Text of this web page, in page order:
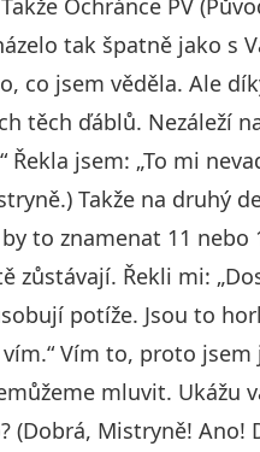
tak špatně jako s
co jsem věděla. Ale
těch ďáblů. Nezáleží
Řekla jsem: „To mi
Takže na druhý
to znamenat 11 nebo
zůstávají. Řekli mi:
potíže. Jsou to
Vím to, proto
mluvit. Ukážu
(Dobrá, Mistryně!